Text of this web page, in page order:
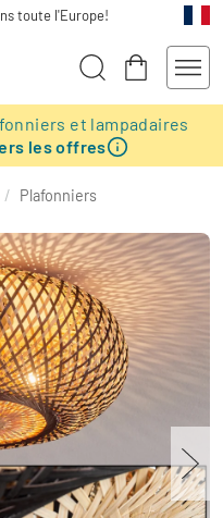
toute l'Europe!
et lampadaires
les offres
/ Plafonniers